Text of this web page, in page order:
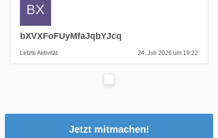
bXVXFoFUyMfaJqbYJcq
Letzte Aktivität 24. Juli 2026 um 19:22
Jetzt mitmachen!